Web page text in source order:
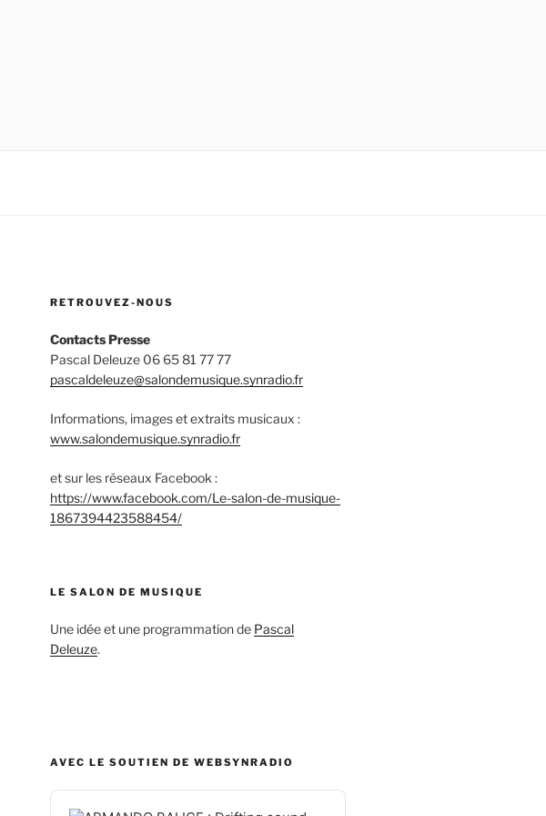
RETROUVEZ-NOUS
Contacts Presse
Pascal Deleuze 06 65 81 77 77
pascaldeleuze@salondemusique.synradio.fr
Informations, images et extraits musicaux :
www.salondemusique.synradio.fr
et sur les réseaux Facebook :
https://www.facebook.com/Le-salon-de-musique-
1867394423588454/
LE SALON DE MUSIQUE
Une idée et une programmation de Pascal
Deleuze.
AVEC LE SOUTIEN DE WEBSYNRADIO
Audio